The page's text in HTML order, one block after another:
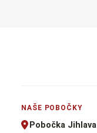
NAŠE POBOČKY
Pobočka Jihlava